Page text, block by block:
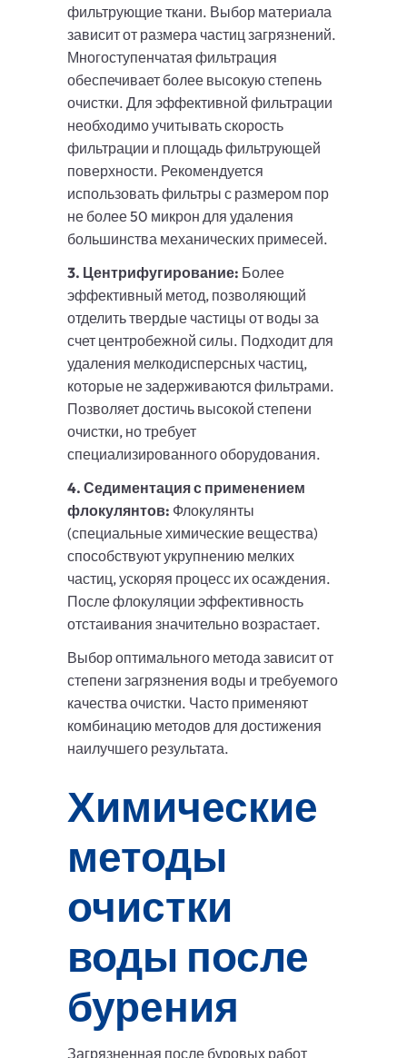
фильтрующие ткани. Выбор материала
зависит от размера частиц загрязнений.
Многоступенчатая фильтрация
обеспечивает более высокую степень
очистки. Для эффективной фильтрации
необходимо учитывать скорость
фильтрации и площадь фильтрующей
поверхности. Рекомендуется
использовать фильтры с размером пор
не более 50 микрон для удаления
большинства механических примесей.
3. Центрифугирование: Более
эффективный метод, позволяющий
отделить твердые частицы от воды за
счет центробежной силы. Подходит для
удаления мелкодисперсных частиц,
которые не задерживаются фильтрами.
Позволяет достичь высокой степени
очистки, но требует
специализированного оборудования.
4. Седиментация с применением
флокулянтов: Флокулянты
(специальные химические вещества)
способствуют укрупнению мелких
частиц, ускоряя процесс их осаждения.
После флокуляции эффективность
отстаивания значительно возрастает.
Выбор оптимального метода зависит от
степени загрязнения воды и требуемого
качества очистки. Часто применяют
комбинацию методов для достижения
наилучшего результата.
Химические
методы
очистки
воды после
бурения
Загрязненная после буровых работ